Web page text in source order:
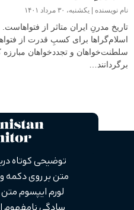
نام نویسنده یکشنبه، ۳۰ مرداد ۱۴۰۱
اسلام‌گراها برای کسبِ قدرت از
سلطنت‌خواهان و تجددخواهان مبارزه
برگردانند…
توضیحی کوتاه
متن بر روی دکمه
لورم ایپسوم